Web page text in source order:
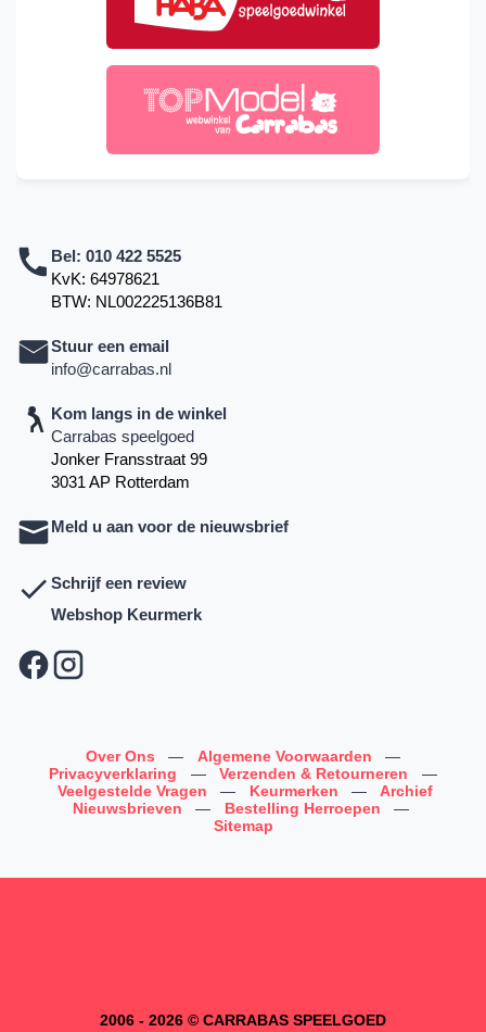
Bel: 010 422 5525
KvK: 64978621
BTW: NL002225136B81
Stuur een email
info@carrabas.nl
Kom langs in de winkel
Carrabas speelgoed
Jonker Fransstraat 99
3031 AP Rotterdam
Meld u aan voor de nieuwsbrief
Schrijf een review
Webshop Keurmerk
Over Ons — Algemene Voorwaarden
—
Privacyverklaring
— Verzenden & Retourneren
—
Veelgestelde Vragen
— Keurmerken —
Archief
Nieuwsbrieven
— Bestelling Herroepen
—
Sitemap
2006 - 2026 © CARRABAS SPEELGOED